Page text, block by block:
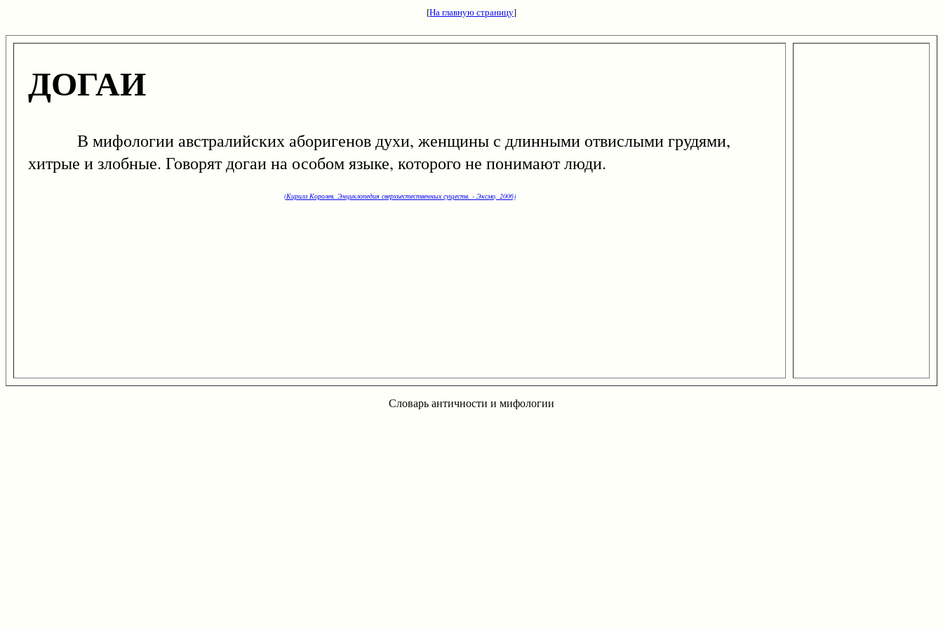
[На главную страницу]
ДОГАИ
В мифологии австралийских аборигенов духи, женщины с длинными отвислыми грудями,
хитрые и злобные. Говорят догаи на особом языке, которого не понимают люди.
(Кирилл Королев. Энциклопедия сверхъестественных существ. - Эксмо, 2006)
Словарь античности и мифологии